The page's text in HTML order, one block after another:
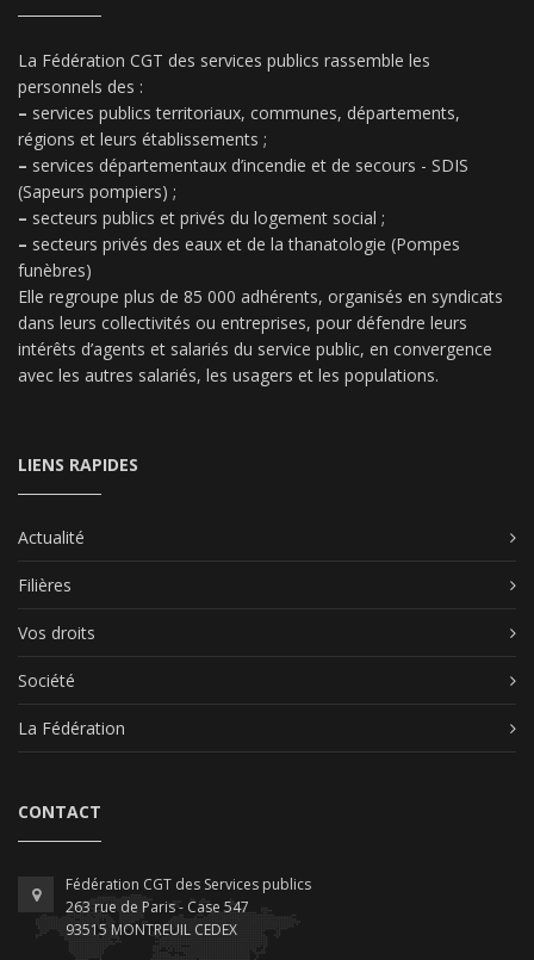
La Fédération CGT des services publics rassemble les
personnels des :
– services publics territoriaux, communes, départements,
régions et leurs établissements ;
– services départementaux d’incendie et de secours - SDIS
(Sapeurs pompiers) ;
– secteurs publics et privés du logement social ;
– secteurs privés des eaux et de la thanatologie (Pompes
funèbres)
Elle regroupe plus de 85 000 adhérents, organisés en syndicats
dans leurs collectivités ou entreprises, pour défendre leurs
intérêts d’agents et salariés du service public, en convergence
avec les autres salariés, les usagers et les populations.
LIENS RAPIDES
Actualité
Filières
Vos droits
Société
La Fédération
CONTACT
Fédération CGT des Services publics
263 rue de Paris - Case 547
93515 MONTREUIL CEDEX